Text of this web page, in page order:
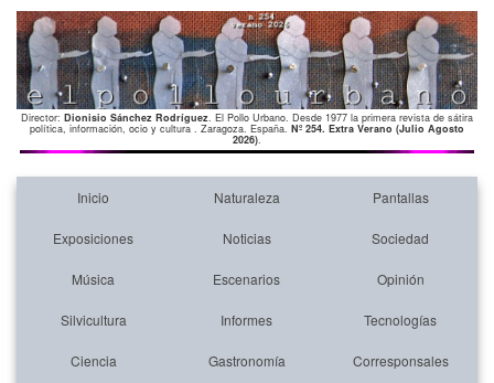
Director: Dionisio Sánchez Rodríguez. El Pollo Urbano. Desde 1977 la primera revista de sátira
política, información, ocio y cultura . Zaragoza. España. Nº 254. Extra Verano (Julio Agosto
2026).
Inicio Naturaleza Pantallas
Exposiciones Noticias Sociedad
Música Escenarios Opinión
Silvicultura Informes Tecnologías
Ciencia Gastronomía Corresponsales